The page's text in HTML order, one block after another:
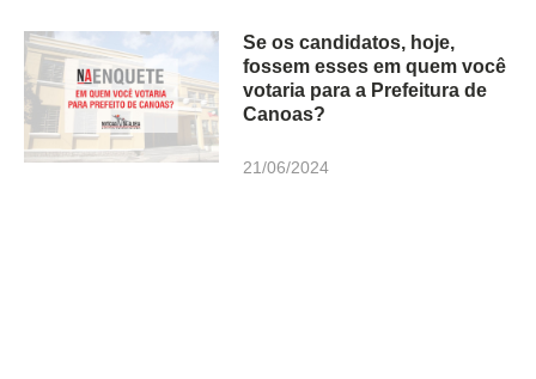
Se os candidatos, hoje,
fossem esses em quem você
votaria para a Prefeitura de
Canoas?
21/06/2024